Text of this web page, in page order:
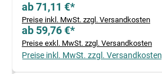
ab 71,11 €*
Preise inkl. MwSt. zzgl. Versandkosten
ab 59,76 €*
Preise exkl. MwSt. zzgl. Versandkosten
Preise inkl. MwSt. zzgl. Versandkosten